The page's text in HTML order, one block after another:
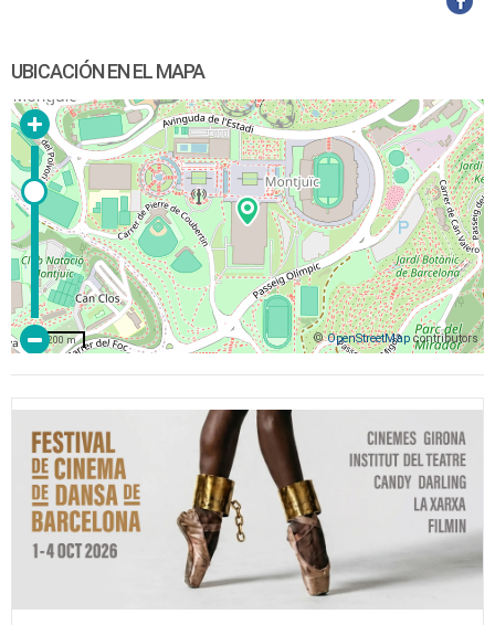
UBICACIÓN EN EL MAPA
©OpenStreetMap contributors
200 m